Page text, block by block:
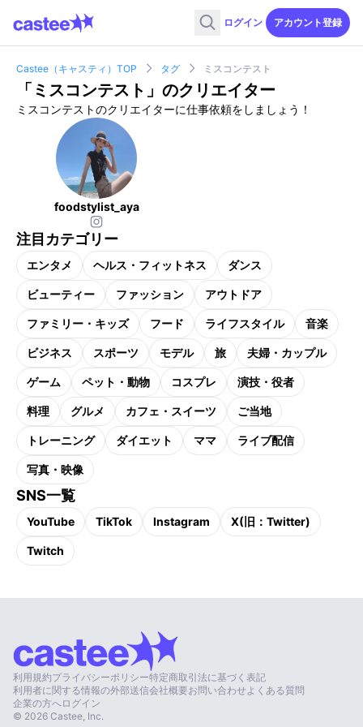
ログイン アカウント登録
Castee（キャスティ）TOP タグ ミスコンテスト
「 ミスコンテスト 」のクリエイター
ミスコンテストのクリエイターに仕事依頼をしましょう！
foodstylist_aya
注目カテゴリー
エンタメ ヘルス・フィットネス ダンス
ビューティー ファッション アウトドア
ファミリー・キッズ フード ライフスタイル 音楽
ビジネス スポーツ モデル 旅 夫婦・カップル
ゲーム ペット・動物 コスプレ 演技・役者
料理 グルメ カフェ・スイーツ ご当地
トレーニング ダイエット ママ ライブ配信
写真・映像
SNS一覧
YouTube TikTok Instagram X(旧：Twitter)
Twitch
利用規約プライバシーポリシー特定商取引法に基づく表記
利用者に関する情報の外部送信会社概要お問い合わせ よくある質問
企業の方へログイン
© 2026 Castee, Inc.